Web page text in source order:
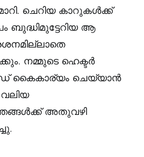
ചെറിയ കാറുകൾക്ക്
ആ
നമ്മുടെ ഹെക്ടർ
കൈകാര്യം ചെയ്യാൻ
അതുവഴി